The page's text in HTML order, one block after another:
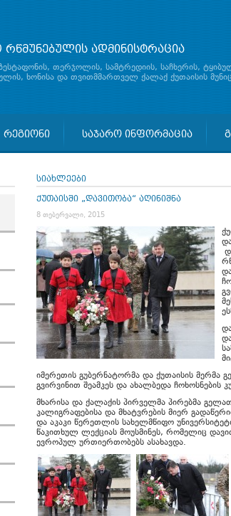
ადმინისტრაცია
თერჯოლის, სამტრედიის, საჩხერის,
ხონისა და თვითმმართველ ქალაქ ქუთაისის
რეგიონი საჯარო ინფორმაცია
სიახლეები
ქუთაისში „დავითობა“ აღინიშნა
8 თებერვალი, 2015
იმერეთის გუბერნატორმა და ქუთაისის
გვირვინით შეამკეს და ახალბედა ჩოხოსნების
მხარისა და ქალაქის პირველმა პირებმა
კალიგრაფებისა და მხატვრების მიერ
და აკაკი წერეთლის სახელმწიფო
წაკითხულ ლექციას მოუსმინეს, რომელიც
ევროპულ ურთიერთობებს ასახავდა.